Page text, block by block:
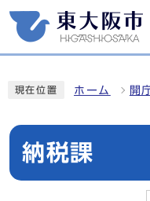
現在位置 ホーム 開
納税課